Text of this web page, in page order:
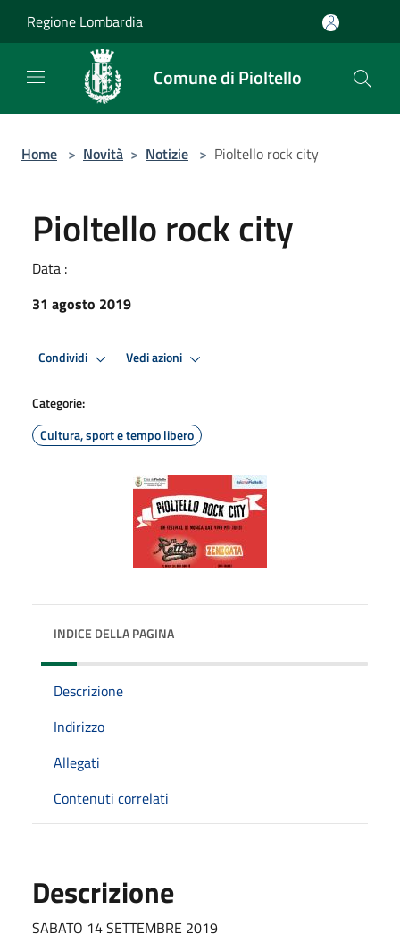
Regione Lombardia
Comune di Pioltello
Home > Novità > Notizie > Pioltello rock city
Pioltello rock city
Data :
31 agosto 2019
Condividi Vedi azioni
Categorie:
Cultura, sport e tempo libero
INDICE DELLA PAGINA
Descrizione
Indirizzo
Allegati
Contenuti correlati
Descrizione
SABATO 14 SETTEMBRE 2019